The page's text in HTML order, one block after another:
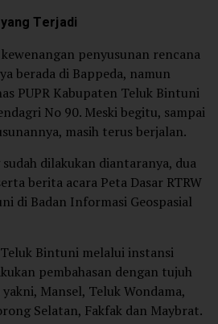
Terjadi
penyusunan rencana
berada di Bappeda, namun
PUPR Kabupaten Teluk Bintuni
No 90. Meski begitu, sampai
masih terus berjalan.
dilakukan diantaranya, dua
berita acara Peta Dasar RTRW
di Badan Informasi Geospasial
Bintuni melalui instansi
pembahasan dengan tujuh
Mansel, Teluk Wondama,
Selatan, Fakfak dan Maybrat.